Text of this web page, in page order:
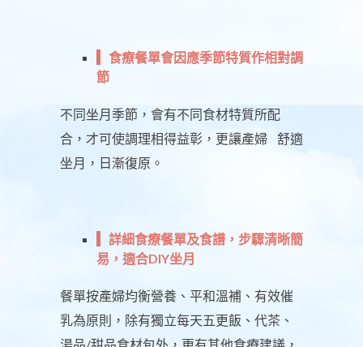
食療餐單會因應季節特質作相對調
節
不同坐月季節，會有不同食材特質所配
合，才可使調理相得益彰，更讓產婦 舒適
坐月，日漸復原。
詳細食療餐單及食譜，步驟清晰簡
易，適合DIY坐月
餐單按產婦均衡營養、平和溫補、有效催
乳為原則，除有獨立每天五更飯、代茶、